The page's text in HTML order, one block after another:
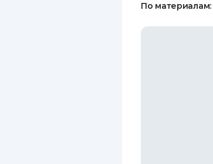
По материалам: